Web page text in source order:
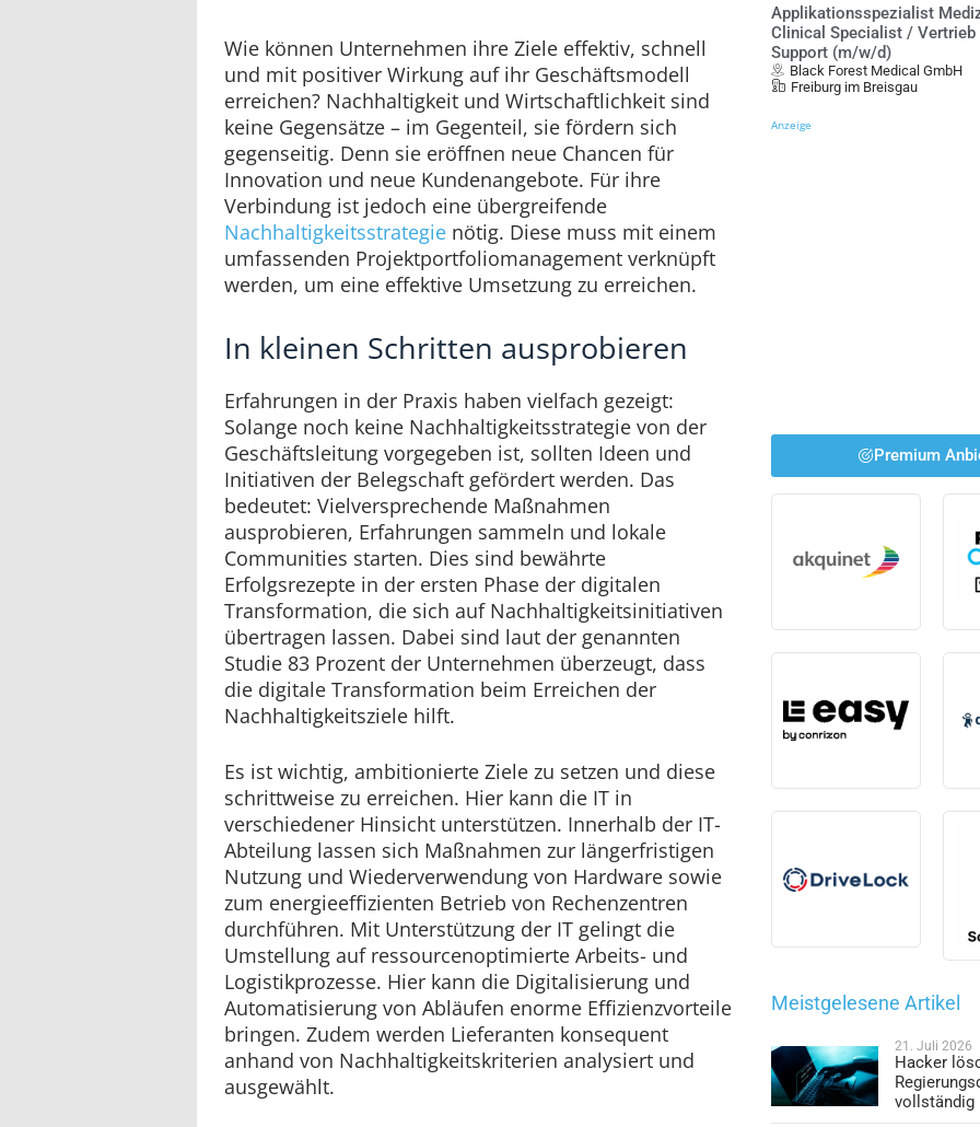
Wie können Unternehmen ihre Ziele effektiv, schnell
und mit positiver Wirkung auf ihr Geschäftsmodell
erreichen? Nachhaltigkeit und Wirtschaftlichkeit sind
keine Gegensätze – im Gegenteil, sie fördern sich
gegenseitig. Denn sie eröffnen neue Chancen für
Innovation und neue Kundenangebote. Für ihre
Verbindung ist jedoch eine übergreifende
Nachhaltigkeitsstrategie nötig. Diese muss mit einem
umfassenden Projektportfoliomanagement verknüpft
werden, um eine effektive Umsetzung zu erreichen.
In kleinen Schritten ausprobieren
Erfahrungen in der Praxis haben vielfach gezeigt:
Solange noch keine Nachhaltigkeitsstrategie von der
Geschäftsleitung vorgegeben ist, sollten Ideen und
Initiativen der Belegschaft gefördert werden. Das
bedeutet: Vielversprechende Maßnahmen
ausprobieren, Erfahrungen sammeln und lokale
Communities starten. Dies sind bewährte
Erfolgsrezepte in der ersten Phase der digitalen
Transformation, die sich auf Nachhaltigkeitsinitiativen
übertragen lassen. Dabei sind laut der genannten
Studie 83 Prozent der Unternehmen überzeugt, dass
die digitale Transformation beim Erreichen der
Nachhaltigkeitsziele hilft.
Es ist wichtig, ambitionierte Ziele zu setzen und diese
schrittweise zu erreichen. Hier kann die IT in
verschiedener Hinsicht unterstützen. Innerhalb der IT-
Abteilung lassen sich Maßnahmen zur längerfristigen
Nutzung und Wiederverwendung von Hardware sowie
zum energieeffizienten Betrieb von Rechenzentren
durchführen. Mit Unterstützung der IT gelingt die
Umstellung auf ressourcenoptimierte Arbeits- und
Logistikprozesse. Hier kann die Digitalisierung und
Automatisierung von Abläufen enorme Effizienzvorteile
bringen. Zudem werden Lieferanten konsequent
anhand von Nachhaltigkeitskriterien analysiert und
ausgewählt.
Applikationsspezialist
Clinical Specialist / Vertrieb
Support (m/w/d)
Black Forest Medical GmbH
Freiburg im Breisgau
Anzeige
Premium
Meistgelesene Artikel
21. Juli 2026
Hacker
vollständig